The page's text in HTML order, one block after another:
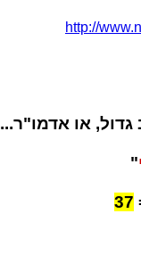
http://
גדול, או אדמו"ר...
"
37